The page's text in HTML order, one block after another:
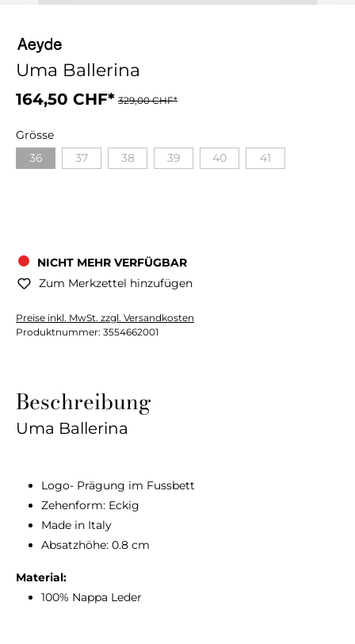
Uma Ballerina
164,50 CHF* 329,00 CHF*
Grösse
36
37 38 39 40 41
NICHT MEHR VERFÜGBAR
Zum Merkzettel hinzufügen
Preise inkl. MwSt. zzgl. Versandkosten
Produktnummer: 3554662001
Beschreibung
Uma Ballerina
Logo- Prägung im Fussbett
Zehenform: Eckig
Made in Italy
Absatzhöhe: 0.8 cm
Material:
100% Nappa Leder